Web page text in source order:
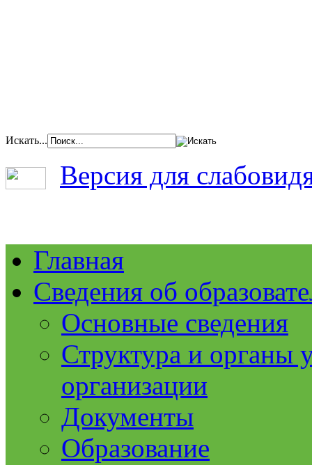
Искать...
Версия для
Главная
Сведения об
Основные сведения
Структура и органы
организации
Документы
Образование